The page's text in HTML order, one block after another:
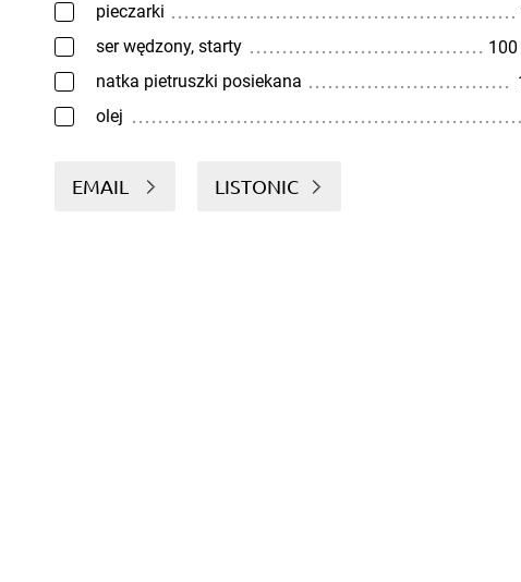
pieczarki
ser wędzony, starty
natka pietruszki posiekana
olej
EMAIL LISTONIC